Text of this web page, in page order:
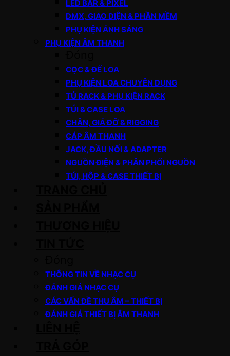
LED BAR & PIXEL
DMX, GIAO DIỆN & PHẦN MỀM
PHỤ KIỆN ÁNH SÁNG
PHỤ KIỆN ÂM THANH
CỌC & ĐẾ LOA
PHỤ KIỆN LOA CHUYÊN DỤNG
TỦ RACK & PHỤ KIỆN RACK
TÚI & CASE LOA
CHÂN, GIÁ ĐỠ & RIGGING
CÁP ÂM THANH
JACK, ĐẦU NỐI & ADAPTER
NGUỒN ĐIỆN & PHÂN PHỐI NGUỒN
TÚI, HỘP & CASE THIẾT BỊ
THÔNG TIN VỀ NHẠC CỤ
ĐÁNH GIÁ NHẠC CỤ
CÁC VẤN ĐỀ THU ÂM – THIẾT BỊ
ĐÁNH GIÁ THIẾT BỊ ÂM THANH